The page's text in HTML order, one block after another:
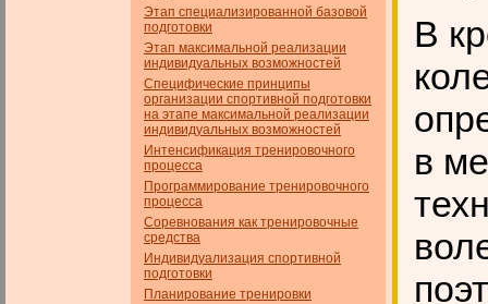
Этап специализированной базовой
подготовки
Этап максимальной реализации
индивидуальных возможностей
Специфические принципы
организации спортивной подготовки
на этапе максимальной реализации
индивидуальных возможностей
Интенсификация тренировочного
процесса
Программирование тренировочного
процесса
Соревнования как тренировочные
средства
Индивидуализация спортивной
подготовки
Планирование тренировки
В
в